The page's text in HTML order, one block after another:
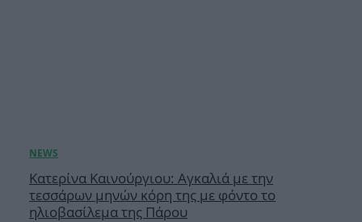
Κατερίνα Καινούργιου: Αγκαλιά με την
τεσσάρων μηνών κόρη της με φόντο το
ηλιοβασίλεμα της Πάρου